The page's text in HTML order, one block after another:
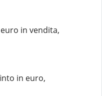
in vendita,
in euro,